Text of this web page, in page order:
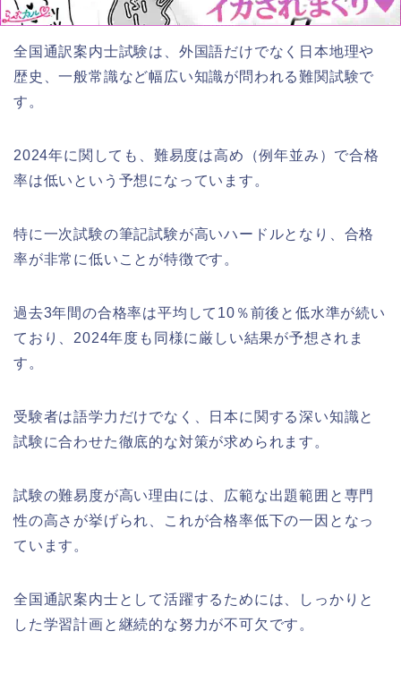
ま
と
全国通訳案内士試験は、外国語だけでなく日本地理や
歴史、一般常識など幅広い知識が問われる難関試験で
す。
2024年に関しても、難易度は高め（例年並み）で合格
率は低いという予想になっています。
特に一次試験の筆記試験が高いハードルとなり、合格
率が非常に低いことが特徴です。
過去3年間の合格率は平均して10％前後と低水準が続い
ており、2024年度も同様に厳しい結果が予想されま
す。
受験者は語学力だけでなく、日本に関する深い知識と
試験に合わせた徹底的な対策が求められます。
試験の難易度が高い理由には、広範な出題範囲と専門
性の高さが挙げられ、これが合格率低下の一因となっ
ています。
全国通訳案内士として活躍するためには、しっかりと
した学習計画と継続的な努力が不可欠です。